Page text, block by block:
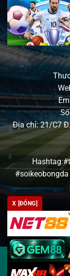
Địa chỉ: 21/C7
X [ĐÓNG]